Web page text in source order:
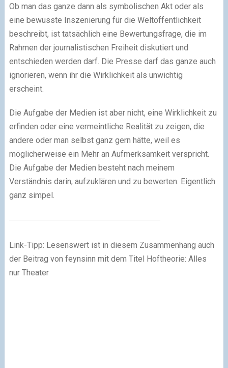
Ob man das ganze dann als symbolischen Akt oder als
eine bewusste Inszenierung für die Weltöffentlichkeit
beschreibt, ist tatsächlich eine Bewertungsfrage, die im
Rahmen der journalistischen Freiheit diskutiert und
entschieden werden darf. Die Presse darf das ganze auch
ignorieren, wenn ihr die Wirklichkeit als unwichtig
erscheint.
Die Aufgabe der Medien ist aber nicht, eine Wirklichkeit zu
erfinden oder eine vermeintliche Realität zu zeigen, die
andere oder man selbst ganz gern hätte, weil es
möglicherweise ein Mehr an Aufmerksamkeit verspricht.
Die Aufgabe der Medien besteht nach meinem
Verständnis darin, aufzuklären und zu bewerten. Eigentlich
ganz simpel.
Link-Tipp: Lesenswert ist in diesem Zusammenhang auch
der Beitrag von feynsinn mit dem Titel Hoftheorie: Alles
nur Theater